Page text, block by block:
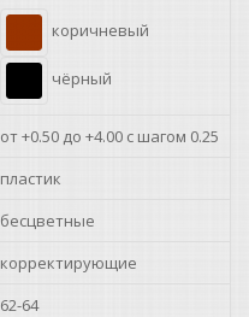
коричневый
чёрный
от +0.50 до +4.00 с шагом 0.25
пластик
бесцветные
корректирующие
62-64